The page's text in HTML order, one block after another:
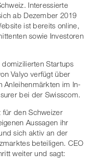
Interessierte
ab Dezember 2019
ist bereits online,
sowie Investoren
Startups
Valyo verfügt über
Anleihenmärkten im In-
bei der Swisscom.
den Schweizer
Aussagen ihr
sich aktiv an der
beteiligen. CEO
weiter und sagt: